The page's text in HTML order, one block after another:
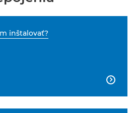
inštalovať?
